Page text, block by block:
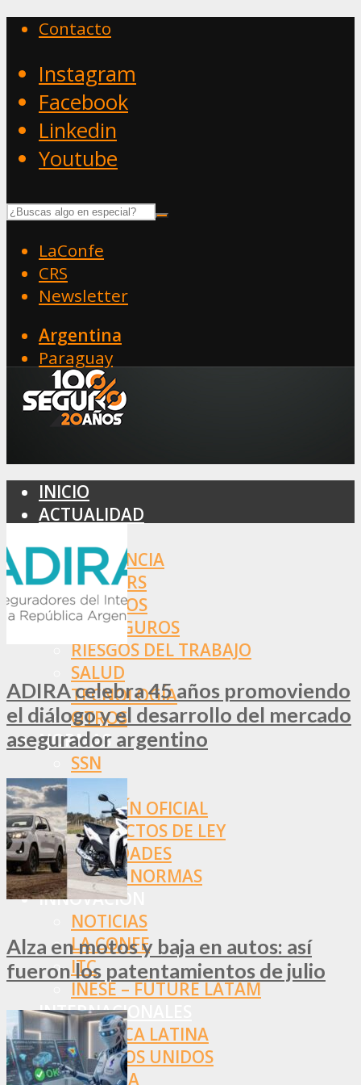
Contacto
Instagram
Facebook
Linkedin
Youtube
LaConfe
CRS
Newsletter
Argentina
Paraguay
INICIO
ACTUALIDAD
ASISTENCIA
BROKERS
SEGUROS
REASEGUROS
RIESGOS DEL TRABAJO
SALUD
TECNOLOGÍA
OTROS
NORMAS
SSN
SRT
BOLETÍN OFICIAL
PROYECTOS DE LEY
SOCIEDADES
OTRAS NORMAS
INNOVACIÓN
NOTICIAS
LA CONFE
ITC
INESE – FÜTURE LATAM
INTERNACIONALES
AMÉRICA LATINA
ESTADOS UNIDOS
EUROPA
ADIRA celebra 45 años promoviendo
el diálogo y el desarrollo del mercado
asegurador argentino
Alza en motos y baja en autos: así
fueron los patentamientos de julio